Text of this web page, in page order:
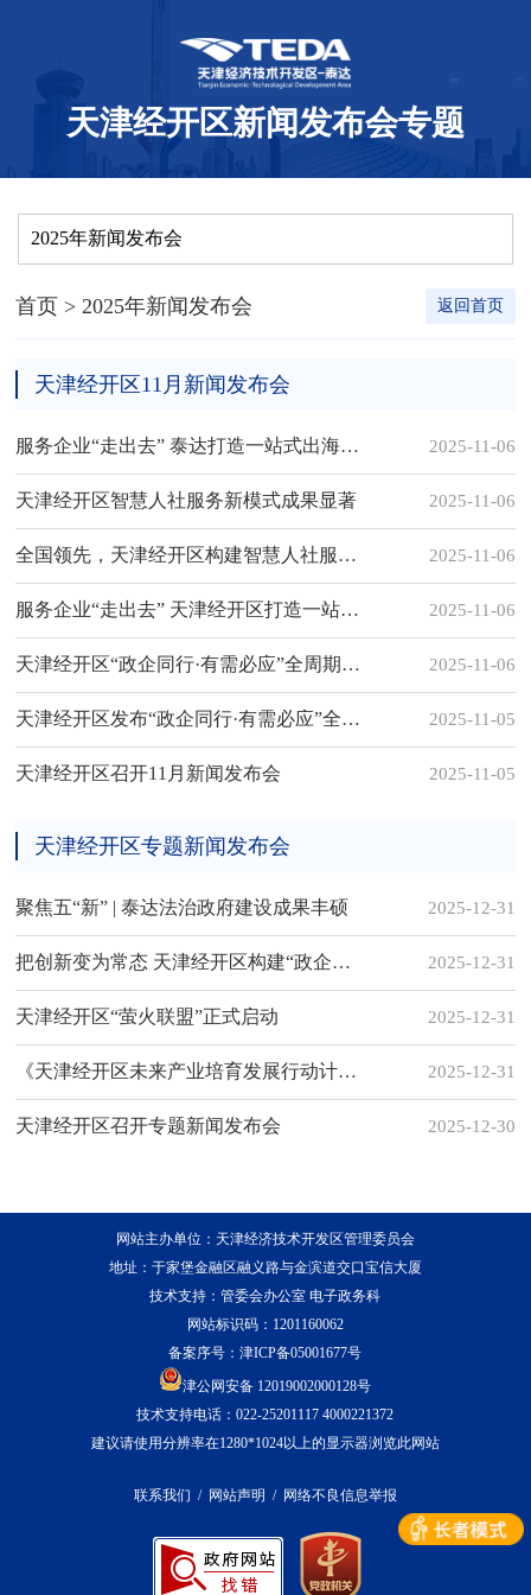
天津经开区新闻发布会专题
2025年新闻发布会
首页 > 2025年新闻发布会 返回首页
天津经开区11月新闻发布会
服务企业“走出去” 泰达打造一站式出海解决方案 2025-11-06
天津经开区智慧人社服务新模式成果显著 2025-11-06
全国领先，天津经开区构建智慧人社服务新模式 2025-11-06
服务企业“走出去” 天津经开区打造一站式出海解决方案 2025-11-06
天津经开区“政企同行·有需必应”全周期服务体系正式发布 2025-11-06
天津经开区发布“政企同行·有需必应”全周期服务体系 2025-11-05
天津经开区召开11月新闻发布会 2025-11-05
天津经开区专题新闻发布会
聚焦五“新” | 泰达法治政府建设成果丰硕 2025-12-31
把创新变为常态 天津经开区构建“政企协研产金”营商环境新生态 2025-12-31
天津经开区“萤火联盟”正式启动 2025-12-31
《天津经开区未来产业培育发展行动计划（2025-2027年）》正式发布 2025-12-31
天津经开区召开专题新闻发布会 2025-12-30
网站主办单位：天津经济技术开发区管理委员会
地址：于家堡金融区融义路与金滨道交口宝信大厦
技术支持：管委会办公室 电子政务科
网站标识码：1201160062
备案序号：津ICP备05001677号
津公网安备 12019002000128号
技术支持电话：022-25201117 4000221372
建议请使用分辨率在1280*1024以上的显示器浏览此网站
联系我们 / 网站声明 / 网络不良信息举报